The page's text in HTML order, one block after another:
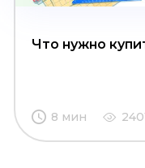
Что нужно
8 мин